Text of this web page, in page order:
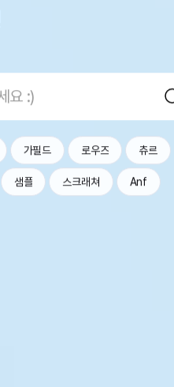
가필드 로우즈 츄르
샘플 스크래쳐 Anf